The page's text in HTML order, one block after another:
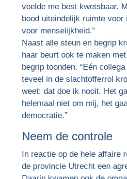
voelde me best kwetsbaar.
bood uiteindelijk ruimte
voor menselijkheid.”
Naast alle steun en begrip
haar beurt ook te maken
begrip toonden. “Eén
teveel in de slachtofferrol
weet: dat doe ik nooit. Het
helemaal niet om mij, het
democratie.”
Neem de controle
In reactie op de hele affaire
de provincie Utrecht een